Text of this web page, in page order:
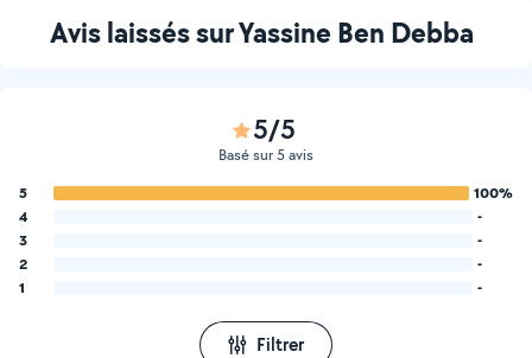
Avis laissés sur Yassine Ben Debba
5/5
Basé sur 5 avis
5
100%
4
-
3
-
2
-
1
-
Filtrer